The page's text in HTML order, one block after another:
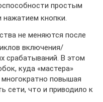
простым
кнопки.
не меняются после
включения/
срабатываний. В этом
куда «мастера»
многократно повышая
сети, что и приводило к